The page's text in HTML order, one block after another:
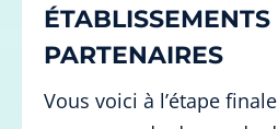
ÉTABLISSEMENTS
PARTENAIRES
Vous voici à l’étape